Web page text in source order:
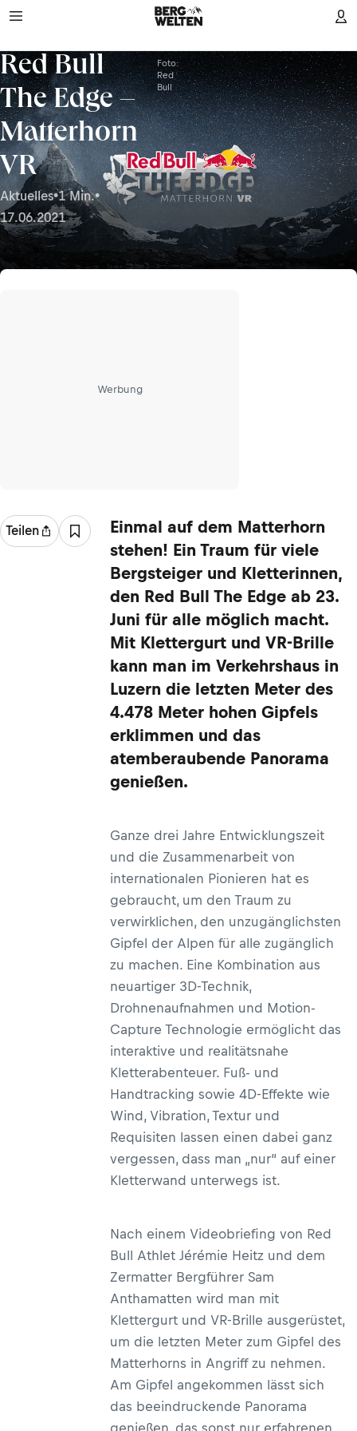
Red Bull
The Edge –
Matterhorn
VR
Aktuelles•1 Min.•
17.06.2021
Foto:
Red
Bull
Werbung
Teilen
Einmal auf dem Matterhorn
stehen! Ein Traum für viele
Bergsteiger und Kletterinnen,
den Red Bull The Edge ab 23.
Juni für alle möglich macht.
Mit Klettergurt und VR-Brille
kann man im Verkehrshaus in
Luzern die letzten Meter des
4.478 Meter hohen Gipfels
erklimmen und das
atemberaubende Panorama
genießen.
Ganze drei Jahre Entwicklungszeit
und die Zusammenarbeit von
internationalen Pionieren hat es
gebraucht, um den Traum zu
verwirklichen, den unzugänglichsten
Gipfel der Alpen für alle zugänglich
zu machen. Eine Kombination aus
neuartiger 3D-Technik,
Drohnenaufnahmen und Motion-
Capture Technologie ermöglicht das
interaktive und realitätsnahe
Kletterabenteuer. Fuß- und
Handtracking sowie 4D-Effekte wie
Wind, Vibration, Textur und
Requisiten lassen einen dabei ganz
vergessen, dass man „nur“ auf einer
Kletterwand unterwegs ist.
Nach einem Videobriefing von Red
Bull Athlet Jérémie Heitz und dem
Zermatter Bergführer Sam
Anthamatten wird man mit
Klettergurt und VR-Brille ausgerüstet,
um die letzten Meter zum Gipfel des
Matterhorns in Angriff zu nehmen.
Am Gipfel angekommen lässt sich
das beeindruckende Panorama
genießen, das sonst nur erfahrenen